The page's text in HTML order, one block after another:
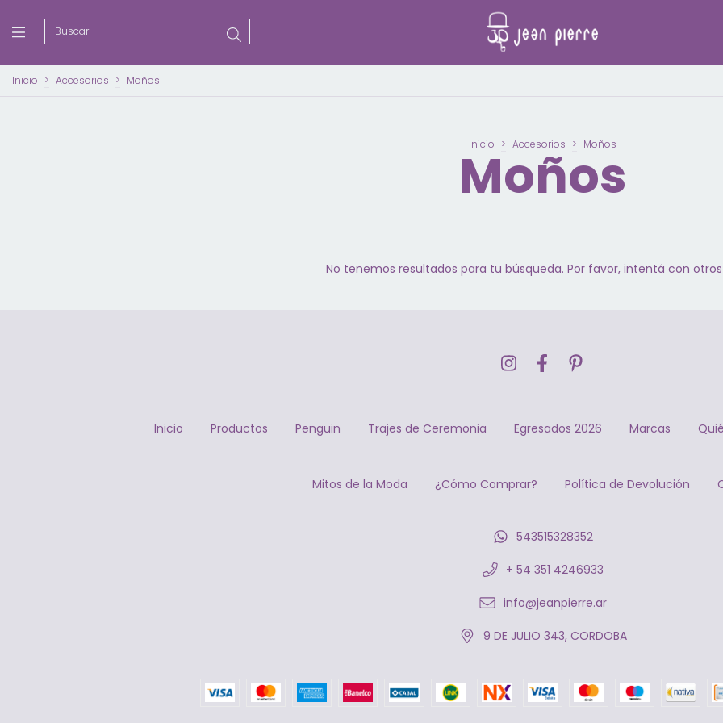
Inicio > Accesorios > Moños
Inicio > Accesorios > Moños
Moños
No tenemos resultados para tu búsqueda. Por favor, intentá con
Inicio Productos Penguin Trajes de Ceremonia Egresados 2026 Marcas
Mitos de la Moda ¿Cómo Comprar? Política de Devolución
543515328352
+ 54 351 4246933
info@jeanpierre.ar
9 DE JULIO 343, CORDOBA